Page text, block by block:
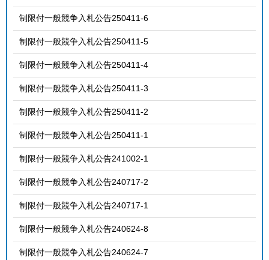
制限付一般競争入札公告250411-6
制限付一般競争入札公告250411-5
制限付一般競争入札公告250411-4
制限付一般競争入札公告250411-3
制限付一般競争入札公告250411-2
制限付一般競争入札公告250411-1
制限付一般競争入札公告241002-1
制限付一般競争入札公告240717-2
制限付一般競争入札公告240717-1
制限付一般競争入札公告240624-8
制限付一般競争入札公告240624-7